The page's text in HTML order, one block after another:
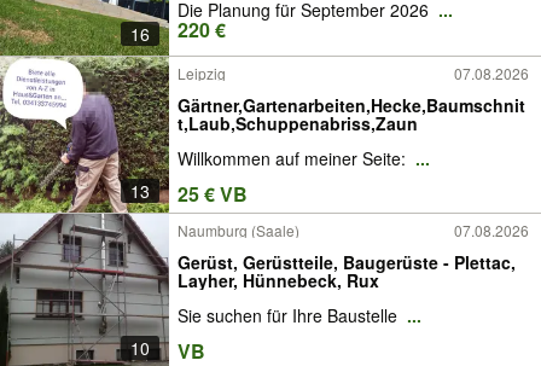
16
Die Planung für September 2026 ...
220 €
13
Leipzig 07.08.2026
Gärtner,Gartenarbeiten,Hecke,Baumschnit
t,Laub,Schuppenabriss,Zaun
Willkommen auf meiner Seite: ...
25 € VB
10
Naumburg (Saale) 07.08.2026
Gerüst, Gerüstteile, Baugerüste - Plettac,
Layher, Hünnebeck, Rux
Sie suchen für Ihre Baustelle ...
VB